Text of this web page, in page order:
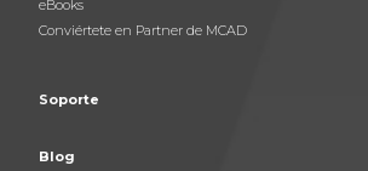
eBooks
Conviértete en Partner de MCAD
Soporte
Blog